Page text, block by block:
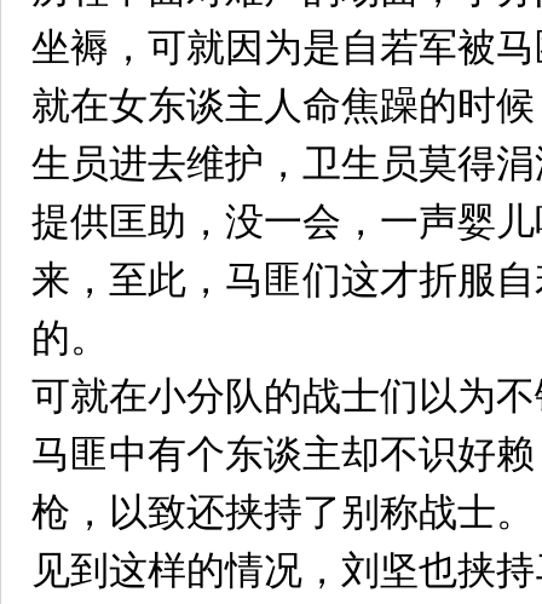
坐褥，可就因为是自若军被
就在女东谈主人命焦躁的时
生员进去维护，卫生员莫得
提供匡助，没一会，一声婴
来，至此，马匪们这才折服
的。
可就在小分队的战士们以为
马匪中有个东谈主却不识好
枪，以致还挟持了别称战士。
见到这样的情况，刘坚也挟